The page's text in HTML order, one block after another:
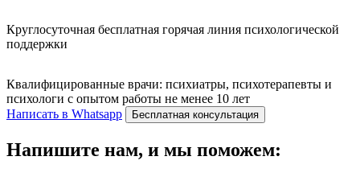
Круглосуточная бесплатная горячая линия психологической
поддержки
Квалифицированные врачи: психиатры, психотерапевты и
психологи с опытом работы не менее 10 лет
Написать в Whatsapp
Бесплатная консультация
Напишите нам, и мы поможем: